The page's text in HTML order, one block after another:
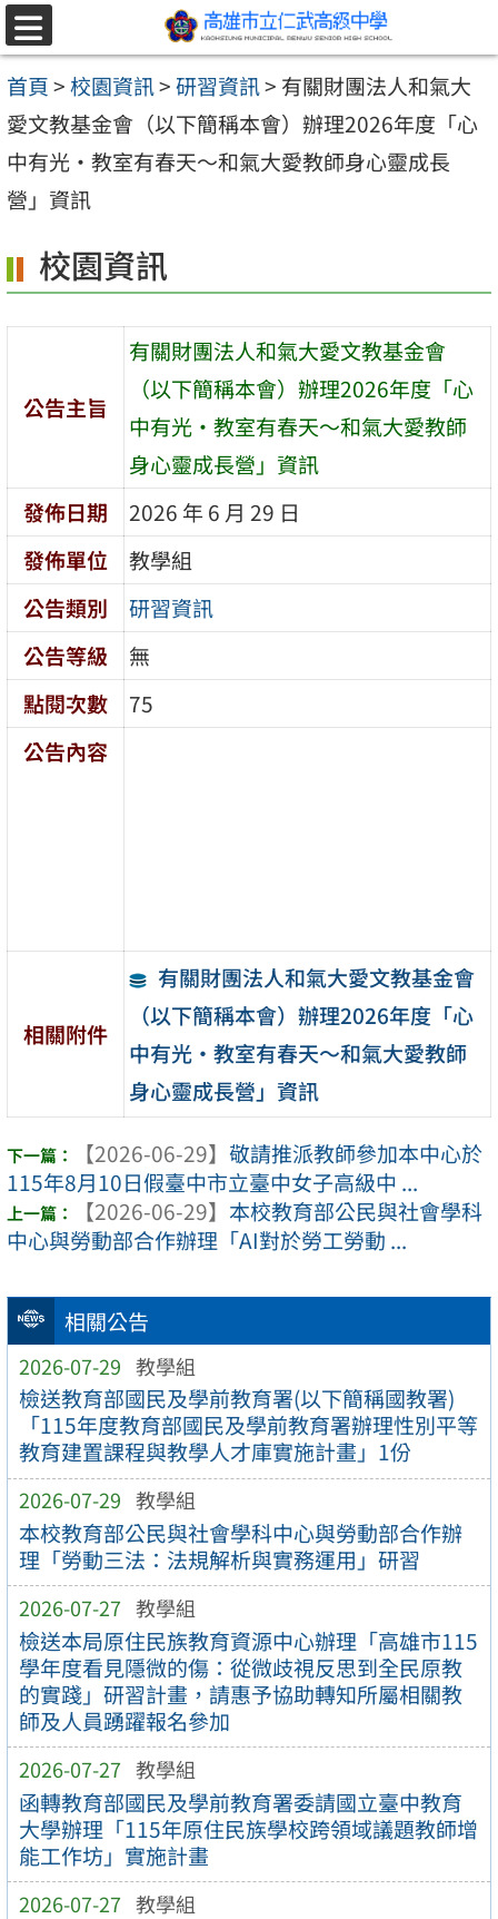
跳至主要內容區
選
單
首頁>校園資訊>研習資訊> 有關財團法人和氣大
愛文教基金會（以下簡稱本會）辦理2026年度「心
中有光・教室有春天～和氣大愛教師身心靈成長
營」資訊
相關公告
2026-07-29 教學組
檢送教育部國民及學前教育署(以下簡稱國教署)
「115年度教育部國民及學前教育署辦理性別平等
教育建置課程與教學人才庫實施計畫」1份
2026-07-29 教學組
本校教育部公民與社會學科中心與勞動部合作辦
理「勞動三法：法規解析與實務運用」研習
2026-07-27 教學組
檢送本局原住民族教育資源中心辦理「高雄市115
學年度看見隱微的傷：從微歧視反思到全民原教
的實踐」研習計畫，請惠予協助轉知所屬相關教
師及人員踴躍報名參加
2026-07-27 教學組
函轉教育部國民及學前教育署委請國立臺中教育
大學辦理「115年原住民族學校跨領域議題教師增
能工作坊」實施計畫
2026-07-27 教學組
校園資訊
公告主旨
有關財團法人和氣大愛文教基金會
（以下簡稱本會）辦理2026年度「心
中有光・教室有春天～和氣大愛教師
身心靈成長營」資訊
發佈日期
2026 年 6 月 29 日
發佈單位
教學組
公告類別
研習資訊
公告等級
無
點閱次數
75
公告內容
相關附件
有關財團法人和氣大愛文教基金會
（以下簡稱本會）辦理2026年度「心
中有光・教室有春天～和氣大愛教師
身心靈成長營」資訊
【2026-06-29】 敬請推派教師參加本中心於
115年8月10日假臺中市立臺中女子高級中 ...
【2026-06-29】 本校教育部公民與社會學科
中心與勞動部合作辦理「AI對於勞工勞動 ...